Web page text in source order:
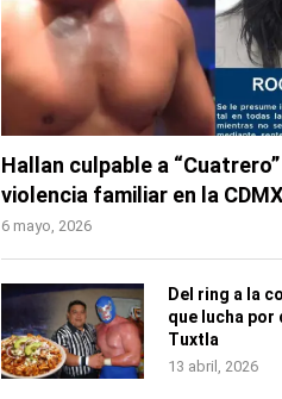
Hallan culpable a
violencia familiar en la CDMX
6 mayo, 2026
Del ring a la
que lucha por
Tuxtla
13 abril, 2026